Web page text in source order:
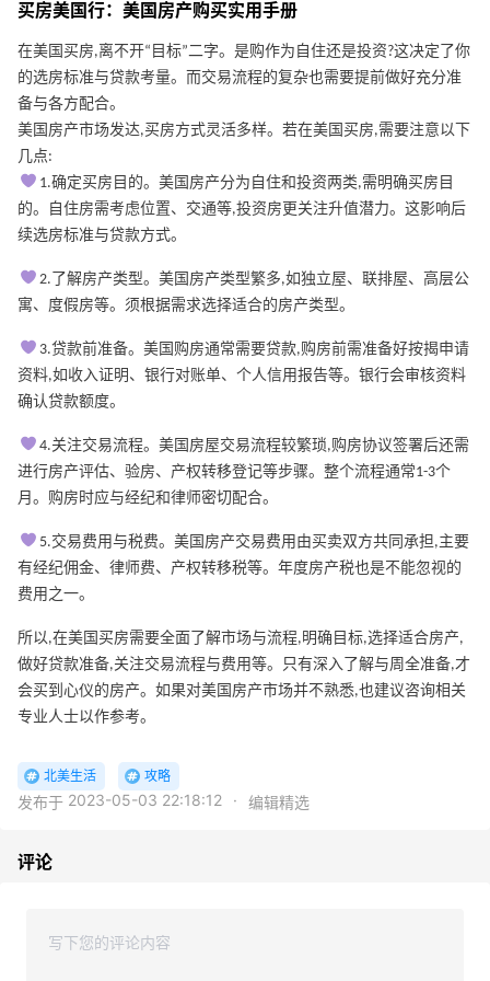
买房美国行：美国房产购买实用手册
在美国买房,离不开“目标”二字。是购作为自住还是投资?这决定了你
的选房标准与贷款考量。而交易流程的复杂也需要提前做好充分准
备与各方配合。
美国房产市场发达,买房方式灵活多样。若在美国买房,需要注意以下
几点:
1.确定买房目的。美国房产分为自住和投资两类,需明确买房目
的。自住房需考虑位置、交通等,投资房更关注升值潜力。这影响后
续选房标准与贷款方式。
2.了解房产类型。美国房产类型繁多,如独立屋、联排屋、高层公
寓、度假房等。须根据需求选择适合的房产类型。
3.贷款前准备。美国购房通常需要贷款,购房前需准备好按揭申请
资料,如收入证明、银行对账单、个人信用报告等。银行会审核资料
确认贷款额度。
4.关注交易流程。美国房屋交易流程较繁琐,购房协议签署后还需
进行房产评估、验房、产权转移登记等步骤。整个流程通常1-3个
月。购房时应与经纪和律师密切配合。
5.交易费用与税费。美国房产交易费用由买卖双方共同承担,主要
有经纪佣金、律师费、产权转移税等。年度房产税也是不能忽视的
费用之一。
所以,在美国买房需要全面了解市场与流程,明确目标,选择适合房产,
做好贷款准备,关注交易流程与费用等。只有深入了解与周全准备,才
会买到心仪的房产。如果对美国房产市场并不熟悉,也建议咨询相关
专业人士以作参考。
北美生活 攻略
发布于 2023-05-03 22:18:12 · 编辑精选
评论